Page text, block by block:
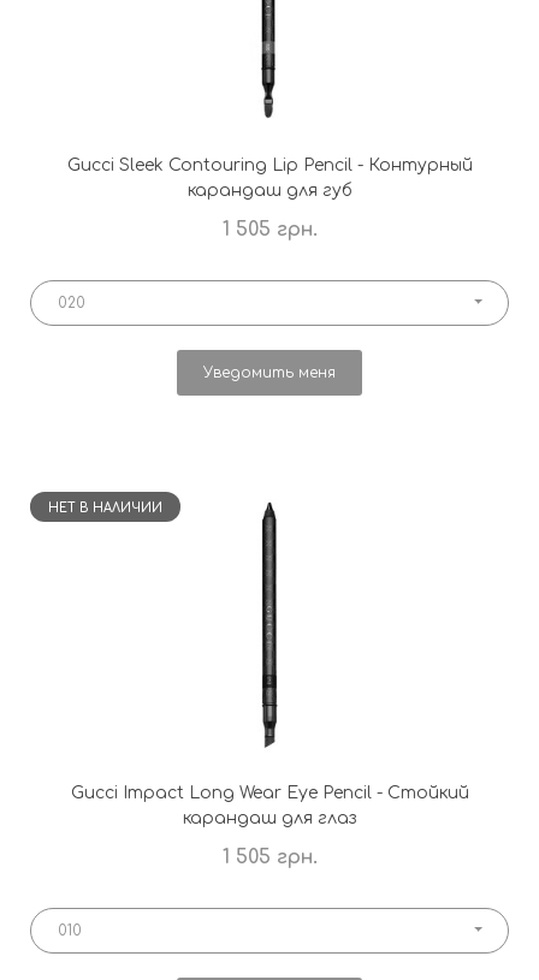
Gucci Sleek Contouring Lip Pencil - Контурный
карандаш для губ
1 505 грн.
020
Уведомить меня
НЕТ В НАЛИЧИИ
Gucci Impact Long Wear Eye Pencil - Стойкий
карандаш для глаз
1 505 грн.
010